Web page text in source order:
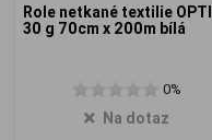
Role netkané textilie OPTI
30 g 70cm x 200m bílá
0%
Na dotaz